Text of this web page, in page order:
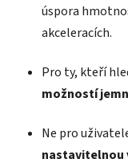
úspora
akceleracích.
Pro ty, kteří
možností
Ne pro
nastavitelnou